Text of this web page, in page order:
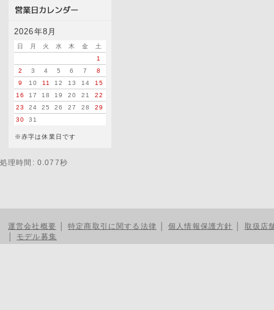
2026年8月
日 月 火 水 木 金
土
1
2
3 4 5 6 7
8
9
10 11 12 13 14
15
16
17 18 19 20 21
22
23
24 25 26 27 28
29
30
31
※赤字は休業日です
処理時間: 0.077秒
運営会社概要 特定商取引に関する法律 個人情報保護方針
取扱店
モデル募集